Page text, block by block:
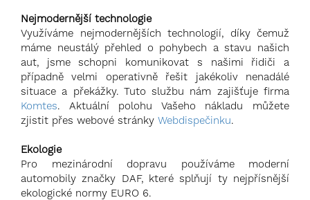
Nejmodernější technologie
Využíváme nejmodernějších technologií, díky čemuž
máme neustálý přehled o pohybech a stavu našich
aut, jsme schopni komunikovat s našimi řidiči a
případně velmi operativně řešit jakékoliv nenadálé
situace a překážky. Tuto službu nám zajišťuje firma
Komtes. Aktuální polohu Vašeho nákladu můžete
zjistit přes webové stránky Webdispečinku.
Ekologie
Pro mezinárodní dopravu používáme moderní
automobily značky DAF, které splňují ty nejpřísnější
ekologické normy EURO 6.